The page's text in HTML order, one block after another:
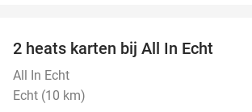
2 heats karten bij All In Echt
All In Echt
Echt (10 km)